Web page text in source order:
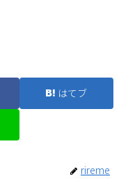
はてブ
rireme